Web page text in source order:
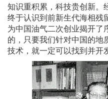
知识重积累，科技贵创新。
终于认识到前新生代海相残
为中国油气二次创业揭开了
的，只要我们针对中国的地
技术，就一定可以找到并开